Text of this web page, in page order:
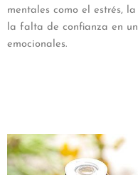
mentales como el estrés,
la falta de confianza en
emocionales.